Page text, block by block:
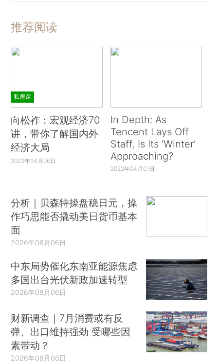
推荐阅读
私房课
向松祚：宏观经济70
讲，带你了解国内外
经济大局
2022年04月06日
In Depth: As
Tencent Lays Off
Staff, Is Its ‘Winter’
Approaching?
2022年04月01日
分析｜贝森特操盘稳日元，操
作巧思能否撬动美日货币基本
面
2026年08月06日
中东局势催化东南亚能源焦虑
多国出台光伏新政加速转型
2026年08月06日
财新调查｜7月消费或有反
弹、出口维持强劲 受哪些因
素带动？
2026年08月06日